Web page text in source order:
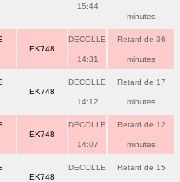
15:44
minutes
EK748
DECOLLE
14:31
Retard de 36
minutes
EK748
DECOLLE
14:12
Retard de 17
minutes
EK748
DECOLLE
14:07
Retard de 12
minutes
EK748
DECOLLE Retard de 15